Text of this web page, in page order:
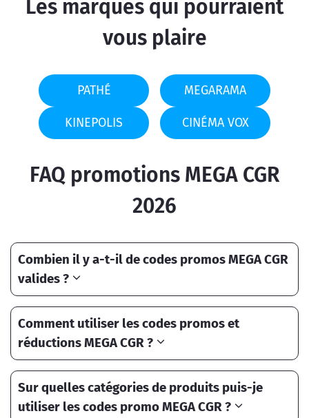
Les marques qui pourraient
vous plaire
PATHÉ MEGARAMA
KINEPOLIS CINÉMA VOX
FAQ promotions MEGA CGR
2026
Combien il y a-t-il de codes promos MEGA CGR
valides ?
Comment utiliser les codes promos et
réductions MEGA CGR ?
Sur quelles catégories de produits puis-je
utiliser les codes promo MEGA CGR ?